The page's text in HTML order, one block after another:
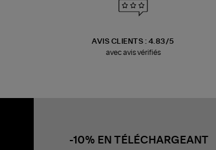
AVIS CLIENTS : 4.83/5
avec avis vérifiés
-10% EN TÉLÉCHARGEANT